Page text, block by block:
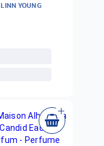
Feminino
LINN YOUNG